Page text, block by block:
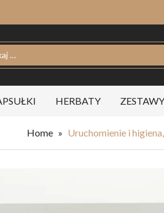
HERBATY ZESTAWY
Home » Uruchomienie i